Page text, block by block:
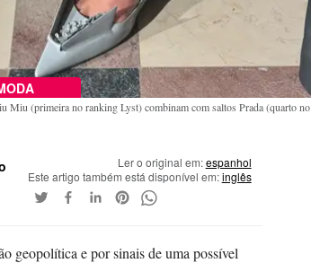
Miu (primeira no ranking Lyst) combinam com saltos Prada (quarto no
Ler o original em:espanhol
Este artigo também está disponível em:inglês
geopolítica e por sinais de uma possível